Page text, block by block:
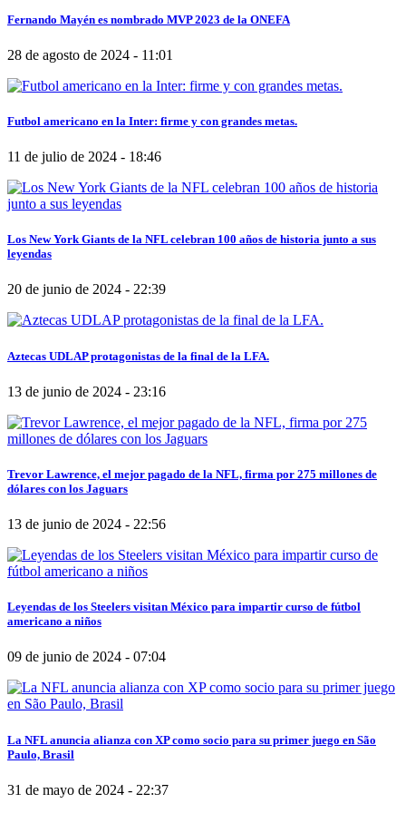
Fernando Mayén es nombrado MVP 2023 de la ONEFA
28 de agosto de 2024 - 11:01
Futbol americano en la Inter: firme y con grandes metas.
11 de julio de 2024 - 18:46
Los New York Giants de la NFL celebran 100 años de historia junto a sus
leyendas
20 de junio de 2024 - 22:39
Aztecas UDLAP protagonistas de la final de la LFA.
13 de junio de 2024 - 23:16
Trevor Lawrence, el mejor pagado de la NFL, firma por 275 millones de
dólares con los Jaguars
13 de junio de 2024 - 22:56
Leyendas de los Steelers visitan México para impartir curso de fútbol
americano a niños
09 de junio de 2024 - 07:04
La NFL anuncia alianza con XP como socio para su primer juego en São
Paulo, Brasil
31 de mayo de 2024 - 22:37